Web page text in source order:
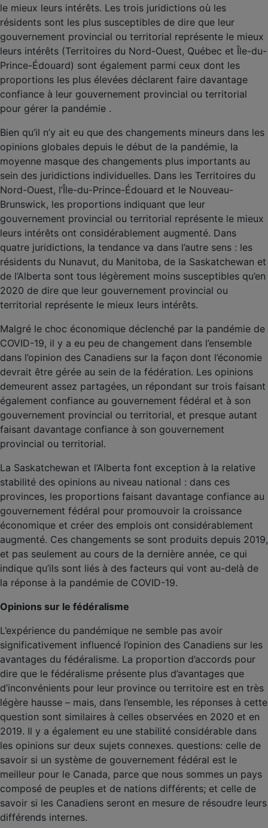
le mieux leurs intérêts. Les trois juridictions où les
résidents sont les plus susceptibles de dire que leur
gouvernement provincial ou territorial représente le mieux
leurs intérêts (Territoires du Nord-Ouest, Québec et Île-du-
Prince-Édouard) sont également parmi ceux dont les
proportions les plus élevées déclarent faire davantage
confiance à leur gouvernement provincial ou territorial
pour gérer la pandémie .
Bien qu’il n’y ait eu que des changements mineurs dans les
opinions globales depuis le début de la pandémie, la
moyenne masque des changements plus importants au
sein des juridictions individuelles. Dans les Territoires du
Nord-Ouest, l’Île-du-Prince-Édouard et le Nouveau-
Brunswick, les proportions indiquant que leur
gouvernement provincial ou territorial représente le mieux
leurs intérêts ont considérablement augmenté. Dans
quatre juridictions, la tendance va dans l’autre sens : les
résidents du Nunavut, du Manitoba, de la Saskatchewan et
de l’Alberta sont tous légèrement moins susceptibles qu’en
2020 de dire que leur gouvernement provincial ou
territorial représente le mieux leurs intérêts.
Malgré le choc économique déclenché par la pandémie de
COVID-19, il y a eu peu de changement dans l’ensemble
dans l’opinion des Canadiens sur la façon dont l’économie
devrait être gérée au sein de la fédération. Les opinions
demeurent assez partagées, un répondant sur trois faisant
également confiance au gouvernement fédéral et à son
gouvernement provincial ou territorial, et presque autant
faisant davantage confiance à son gouvernement
provincial ou territorial.
La Saskatchewan et l’Alberta font exception à la relative
stabilité des opinions au niveau national : dans ces
provinces, les proportions faisant davantage confiance au
gouvernement fédéral pour promouvoir la croissance
économique et créer des emplois ont considérablement
augmenté. Ces changements se sont produits depuis 2019,
et pas seulement au cours de la dernière année, ce qui
indique qu’ils sont liés à des facteurs qui vont au-delà de
la réponse à la pandémie de COVID-19.
Opinions sur le fédéralisme
L’expérience du pandémique ne semble pas avoir
significativement influencé l’opinion des Canadiens sur les
avantages du fédéralisme. La proportion d’accords pour
dire que le fédéralisme présente plus d’avantages que
d’inconvénients pour leur province ou territoire est en très
légère hausse – mais, dans l’ensemble, les réponses à cette
question sont similaires à celles observées en 2020 et en
2019. Il y a également eu une stabilité considérable dans
les opinions sur deux sujets connexes. questions: celle de
savoir si un système de gouvernement fédéral est le
meilleur pour le Canada, parce que nous sommes un pays
composé de peuples et de nations différents; et celle de
savoir si les Canadiens seront en mesure de résoudre leurs
différends internes.